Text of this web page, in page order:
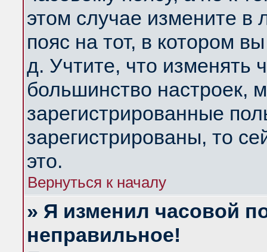
этом случае измените в
пояс на тот, в котором
д. Учтите, что изменять
большинство настроек,
зарегистрированные
зарегистрированы, то
это.
Вернуться к началу
» Я изменил часовой
неправильное!